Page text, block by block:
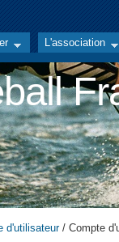
L'association
d'utilisateur/ Compte